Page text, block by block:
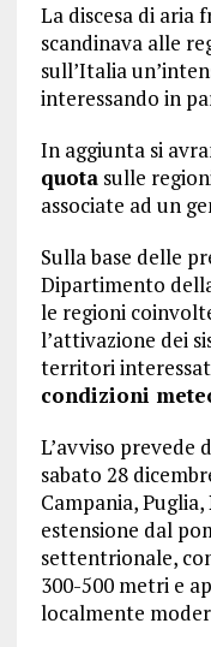
La discesa di aria
scandinava alle
sull’Italia
interessando in
In aggiunta si
quotasulle
associate ad un
Sulla base delle
Dipartimento
le regioni
l’attivazione dei
territori
condizioni
L’avviso prevede
sabato 28
Campania, Puglia,
estensione dal
settentrionale,
300-500 metri e
localmente